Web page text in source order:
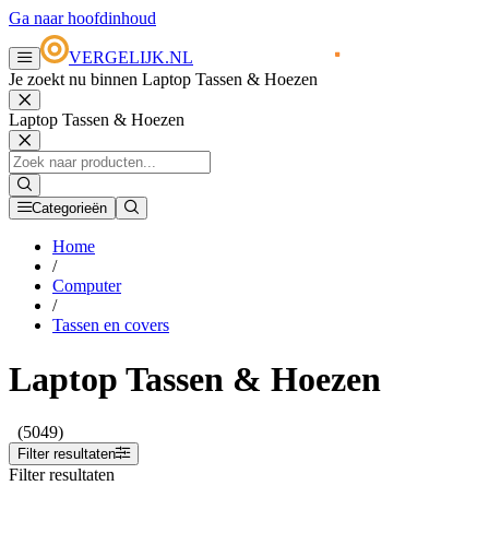
Ga naar hoofdinhoud
VERGELIJK.NL
Je zoekt nu binnen Laptop Tassen & Hoezen
Laptop Tassen & Hoezen
Categorieën
Home
/
Computer
/
Tassen en covers
Laptop Tassen & Hoezen
(5049)
Filter resultaten
Filter resultaten